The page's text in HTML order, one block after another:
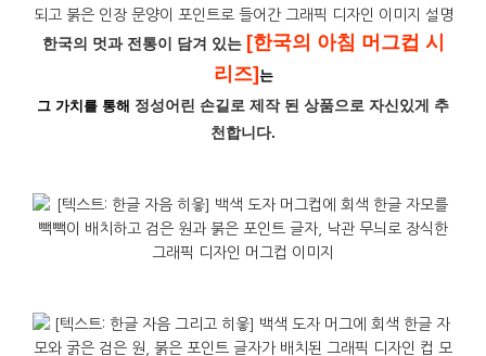
한국의 멋과 전통이 담겨 있는 [한국의 아침 머그컵 시
리즈] 는
그 가치를 통해 정성어린 손길로 제작 된 상품으로 자신있게 추
천합니다.